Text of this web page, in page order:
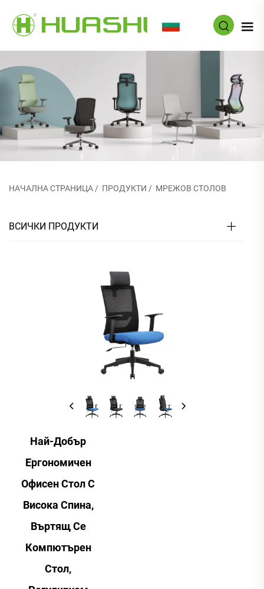
НАЧАЛНА СТРАНИЦА / ПРОДУКТИ / МРЕЖОВ СТОЛОВ
ВСИЧКИ ПРОДУКТИ
Най-Добър
Ергономичен
Офисен Стол С
Висока Спина,
Въртящ Се
Компютърен
Стол,